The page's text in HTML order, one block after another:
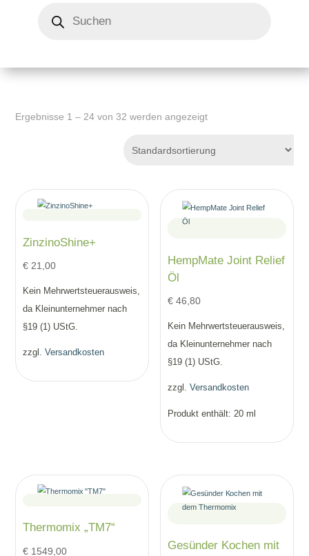
search
Ergebnisse 1 – 24 von 32 werden angezeigt
ZinzinoShine+
€ 21,00
Kein Mehrwertsteuerausweis,
da Kleinunternehmer nach
§19 (1) UStG.
zzgl.Versandkosten
HempMate Joint Relief
Öl
€ 46,80
Kein Mehrwertsteuerausweis,
da Kleinunternehmer nach
§19 (1) UStG.
zzgl.Versandkosten
Produkt enthält: 20 ml
Thermomix „TM7“
€ 1549,00
Gesünder Kochen mit